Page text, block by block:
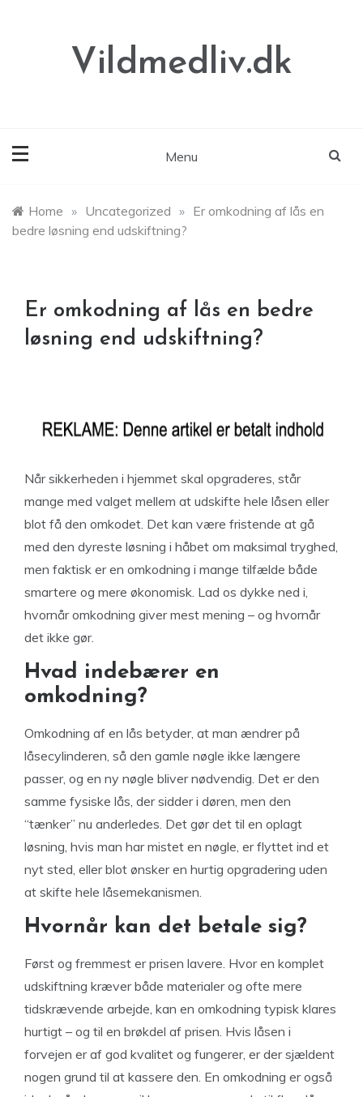
Vildmedliv.dk
Menu
Home » Uncategorized » Er omkodning af lås en
bedre løsning end udskiftning?
Er omkodning af lås en bedre
løsning end udskiftning?
Når sikkerheden i hjemmet skal opgraderes, står
mange med valget mellem at udskifte hele låsen eller
blot få den omkodet. Det kan være fristende at gå
med den dyreste løsning i håbet om maksimal tryghed,
men faktisk er en omkodning i mange tilfælde både
smartere og mere økonomisk. Lad os dykke ned i,
hvornår omkodning giver mest mening – og hvornår
det ikke gør.
Hvad indebærer en
omkodning?
Omkodning af en lås betyder, at man ændrer på
låsecylinderen, så den gamle nøgle ikke længere
passer, og en ny nøgle bliver nødvendig. Det er den
samme fysiske lås, der sidder i døren, men den
“tænker” nu anderledes. Det gør det til en oplagt
løsning, hvis man har mistet en nøgle, er flyttet ind et
nyt sted, eller blot ønsker en hurtig opgradering uden
at skifte hele låsemekanismen.
Hvornår kan det betale sig?
Først og fremmest er prisen lavere. Hvor en komplet
udskiftning kræver både materialer og ofte mere
tidskrævende arbejde, kan en omkodning typisk klares
hurtigt – og til en brøkdel af prisen. Hvis låsen i
forvejen er af god kvalitet og fungerer, er der sjældent
nogen grund til at kassere den. En omkodning er også